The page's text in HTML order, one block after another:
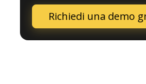
Richiedi una demo